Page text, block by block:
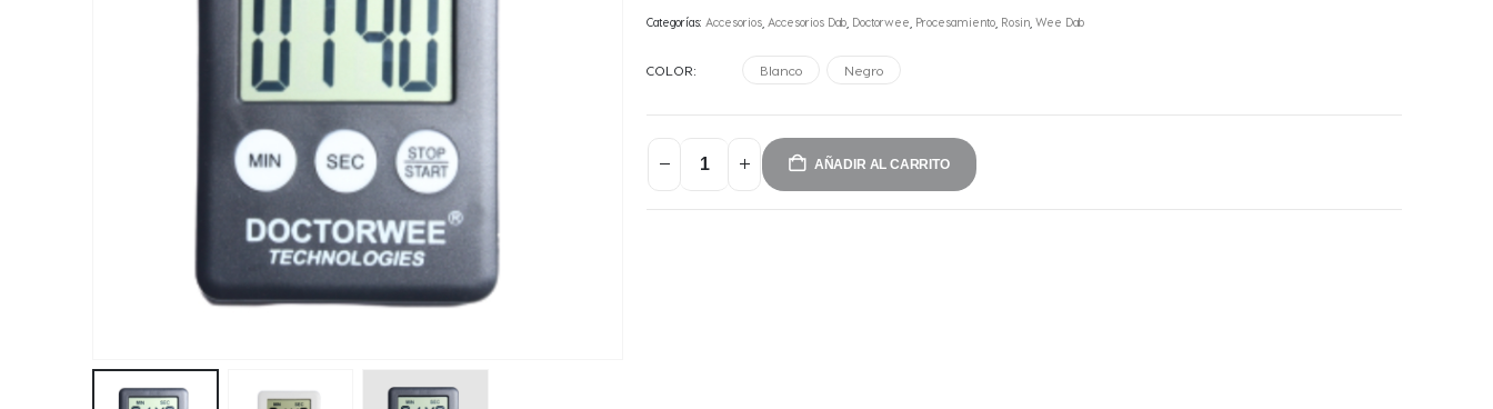
Categorías: Accesorios Accesorios Dab Doctorwee Procesamiento Rosin Wee Dab
COLOR Blanco Negro
AÑADIR AL CARRITO